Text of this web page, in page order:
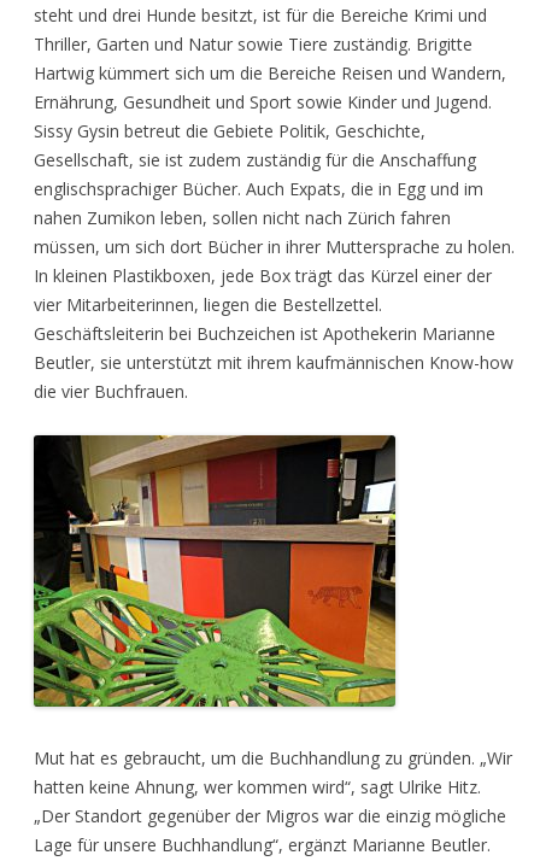
steht und drei Hunde besitzt, ist für die Bereiche Krimi und
Thriller, Garten und Natur sowie Tiere zuständig. Brigitte
Hartwig kümmert sich um die Bereiche Reisen und Wandern,
Ernährung, Gesundheit und Sport sowie Kinder und Jugend.
Sissy Gysin betreut die Gebiete Politik, Geschichte,
Gesellschaft, sie ist zudem zuständig für die Anschaffung
englischsprachiger Bücher. Auch Expats, die in Egg und im
nahen Zumikon leben, sollen nicht nach Zürich fahren
müssen, um sich dort Bücher in ihrer Muttersprache zu holen.
In kleinen Plastikboxen, jede Box trägt das Kürzel einer der
vier Mitarbeiterinnen, liegen die Bestellzettel.
Geschäftsleiterin bei Buchzeichen ist Apothekerin Marianne
Beutler, sie unterstützt mit ihrem kaufmännischen Know-how
die vier Buchfrauen.
Mut hat es gebraucht, um die Buchhandlung zu gründen. „Wir
hatten keine Ahnung, wer kommen wird“, sagt Ulrike Hitz.
„Der Standort gegenüber der Migros war die einzig mögliche
Lage für unsere Buchhandlung“, ergänzt Marianne Beutler.